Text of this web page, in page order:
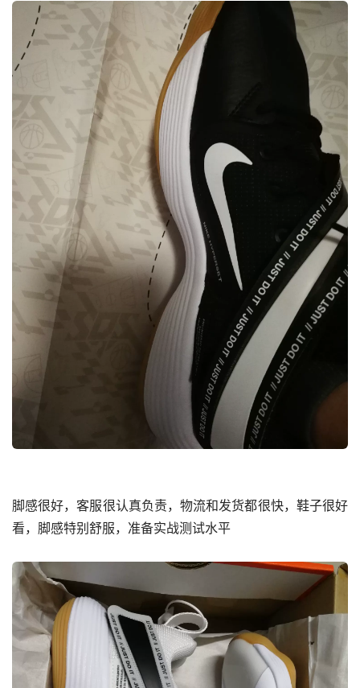
脚感很好，客服很认真负责，物流和发货都很快，鞋子很好
看，脚感特别舒服，准备实战测试水平